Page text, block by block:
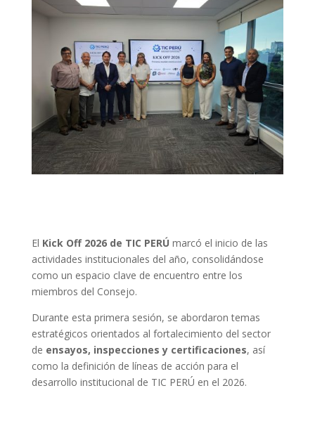
El Kick Off 2026 de TIC PERÚ marcó el inicio de las
actividades institucionales del año, consolidándose
como un espacio clave de encuentro entre los
miembros del Consejo.
Durante esta primera sesión, se abordaron temas
estratégicos orientados al fortalecimiento del sector
de ensayos, inspecciones y certificaciones, así
como la definición de líneas de acción para el
desarrollo institucional de TIC PERÚ en el 2026.